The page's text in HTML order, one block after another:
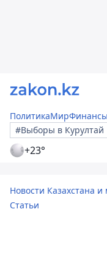
ПолитикаМирФинансы
#Выборы в Курултай
+23°
Новости Казахстана
Статьи